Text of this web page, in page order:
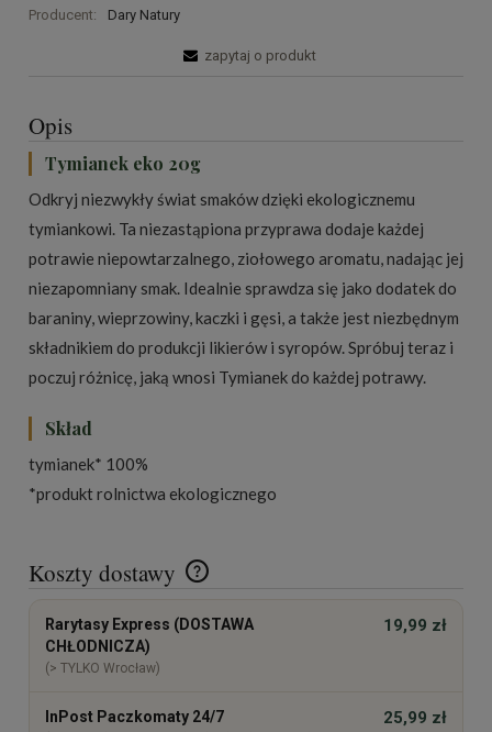
Producent: Dary Natury
zapytaj o produkt
Opis
Tymianek eko 20g
Odkryj niezwykły świat smaków dzięki ekologicznemu
tymiankowi. Ta niezastąpiona przyprawa dodaje każdej
potrawie niepowtarzalnego, ziołowego aromatu, nadając jej
niezapomniany smak. Idealnie sprawdza się jako dodatek do
baraniny, wieprzowiny, kaczki i gęsi, a także jest niezbędnym
składnikiem do produkcji likierów i syropów. Spróbuj teraz i
poczuj różnicę, jaką wnosi Tymianek do każdej potrawy.
Skład
tymianek* 100%
*produkt rolnictwa ekologicznego
Koszty dostawy
Cena nie zawiera ewentualnych kosztów płatności
Rarytasy Express (DOSTAWA
CHŁODNICZA)
(> TYLKO Wrocław)
19,99 zł
InPost Paczkomaty 24/7 25,99 zł